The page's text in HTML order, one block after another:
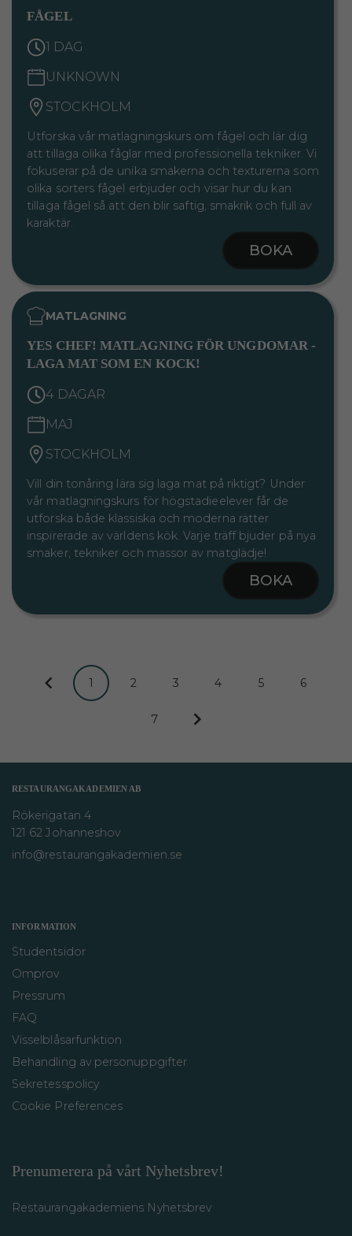
FÅGEL
1 DAG
UNKNOWN
STOCKHOLM
Utforska vår matlagningskurs om fågel och lär dig
att tillaga olika fåglar med professionella tekniker. Vi
fokuserar på de unika smakerna och texturerna som
olika sorters fågel erbjuder och visar hur du kan
tillaga fågel så att den blir saftig, smakrik och full av
karaktär.
BOKA
MATLAGNING
YES CHEF! MATLAGNING FÖR UNGDOMAR -
LAGA MAT SOM EN KOCK!
4 DAGAR
MAJ
STOCKHOLM
Vill din tonåring lära sig laga mat på riktigt? Under
vår matlagningskurs för högstadieelever får de
utforska både klassiska och moderna rätter
inspirerade av världens kök. Varje träff bjuder på nya
smaker, tekniker och massor av matglädje!
BOKA
1 2 3 4 5 6
7
RESTAURANGAKADEMIEN AB
Rökerigatan 4
121 62 Johanneshov
info@restaurangakademien.se
INFORMATION
Studentsidor
Omprov
Pressrum
FAQ
Visselblåsarfunktion
Behandling av personuppgifter
Sekretesspolicy
Cookie Preferences
Prenumerera på vårt Nyhetsbrev!
Restaurangakademiens Nyhetsbrev